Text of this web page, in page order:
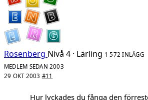
Rosenberg Nivå 4 · Lärling 1 572 INLÄGG
MEDLEM SEDAN 2003
29 OKT 2003 #11
Hur lyckades du fånga den